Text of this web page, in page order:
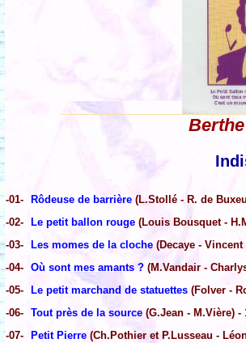
-01- Rôdeuse de barrière (L.Stollé - R. de
-02-
Le petit ballon rouge (Louis Bousquet -
-03-
Les momes de la cloche (Decaye -
-04- Où sont mes amants ? (M.Vandair -
-05-
Le petit marchand de statuettes (Folver -
-06- Tout près de la source (G.Jean - M.Vière) -
-07-
Petit Pierre (Ch.Pothier et P.Lusseau -